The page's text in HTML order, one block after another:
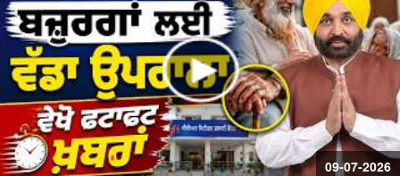
09-07-2026